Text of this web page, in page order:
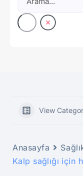
View
Anasayfa
Kalp sağlığı için